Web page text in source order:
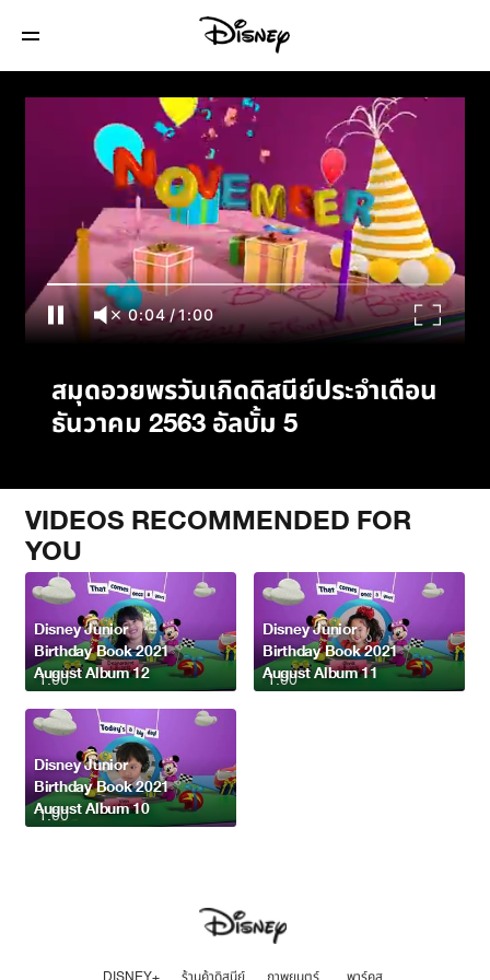
สมุดอวยพรวันเกิดดิสนีย์ประจำเดือนธันวาคม
2563 อัลบั้ม 5
0:04/1:00
สมุดอวยพรวันเกิดดิสนีย์ประจำเดือน
ธันวาคม 2563 อัลบั้ม 5
VIDEOS RECOMMENDED FOR
YOU
1:00
Disney Junior
Birthday Book 2021
August Album 12
1:00
Disney Junior
Birthday Book 2021
August Album 11
1:00
Disney Junior
Birthday Book 2021
August Album 10